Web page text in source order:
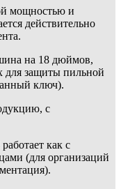
мощностью и
действительно
на 18 дюймов,
для защиты пильной
ключ).
с
как с
(для организаций